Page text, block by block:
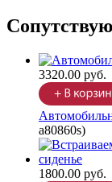
3320.00 руб.
a80860s)
1800.00 руб.